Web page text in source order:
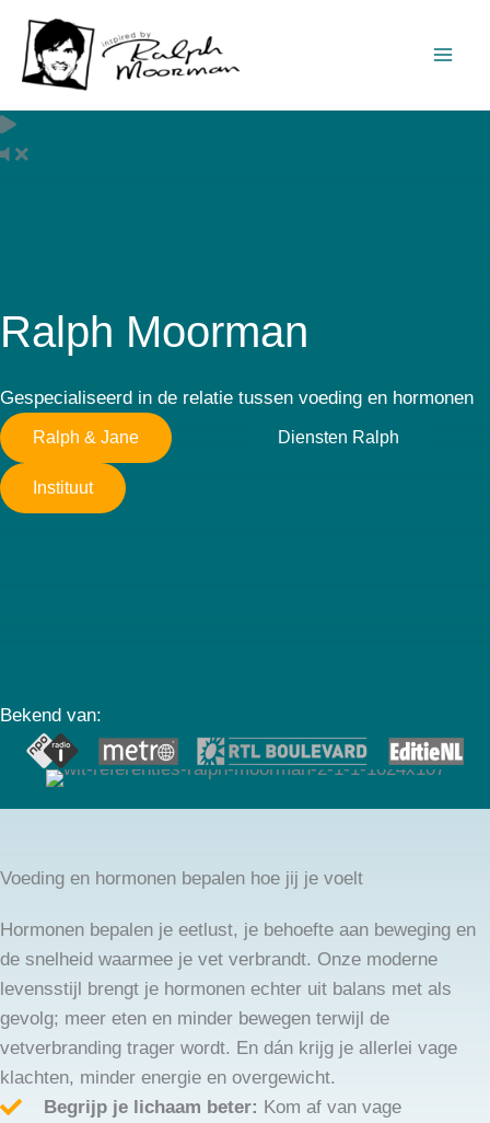
naar
Ralph Moorman
Gespecialiseerd in de relatie tussen voeding en hormonen
Ralph & Jane Diensten Ralph
Instituut
Bekend van:
Voeding en hormonen bepalen hoe jij je voelt
Hormonen bepalen je eetlust, je behoefte aan beweging en
de snelheid waarmee je vet verbrandt. Onze moderne
levensstijl brengt je hormonen echter uit balans met als
gevolg; meer eten en minder bewegen terwijl de
vetverbranding trager wordt. En dán krijg je allerlei vage
klachten, minder energie en overgewicht.
Begrijp je lichaam beter: Kom af van vage